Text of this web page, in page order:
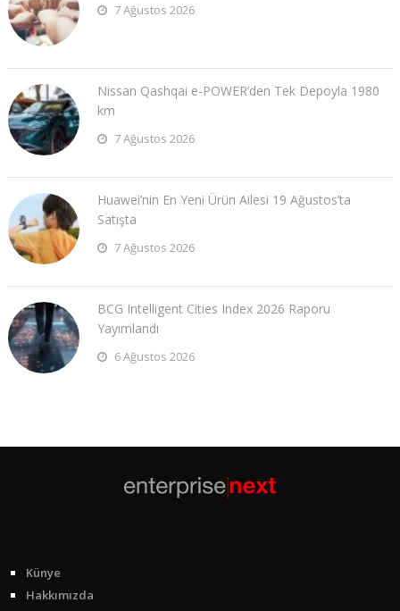
7 Ağustos 2026
Nissan Qashqai e-POWER’den Tek Depoyla 1980
km
7 Ağustos 2026
Huawei’nin En Yeni Ürün Ailesi 19 Ağustos’ta
Satışta
7 Ağustos 2026
BCG Intelligent Cities Index 2026 Raporu
Yayımlandı
6 Ağustos 2026
Künye
Hakkımızda